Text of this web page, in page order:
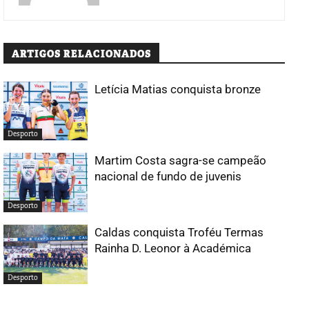
ARTIGOS RELACIONADOS
Desporto
Letícia Matias conquista bronze
Desporto
Martim Costa sagra-se campeão
nacional de fundo de juvenis
Desporto
Caldas conquista Troféu Termas
Rainha D. Leonor à Académica